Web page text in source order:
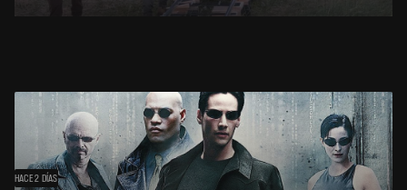
HACE 2 DÍAS